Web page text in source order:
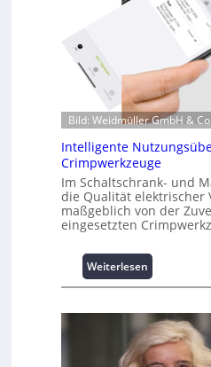
i
o
n
z
u
m
L
a
s
t
s
i
z
e
n
Bild: Weidmüller GmbH &
Intelligente
Crimpwerkzeuge
Im Schaltschrank- und
die Qualität elektrischer
maßgeblich von der
eingesetzten
Weiterlesen
I
t
e
l